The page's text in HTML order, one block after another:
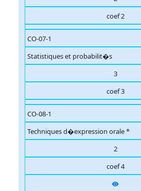
coef 2
CO-07-1
Statistiques et probabilit�s
3
coef 3
CO-08-1
Techniques d�expression orale *
2
coef 4